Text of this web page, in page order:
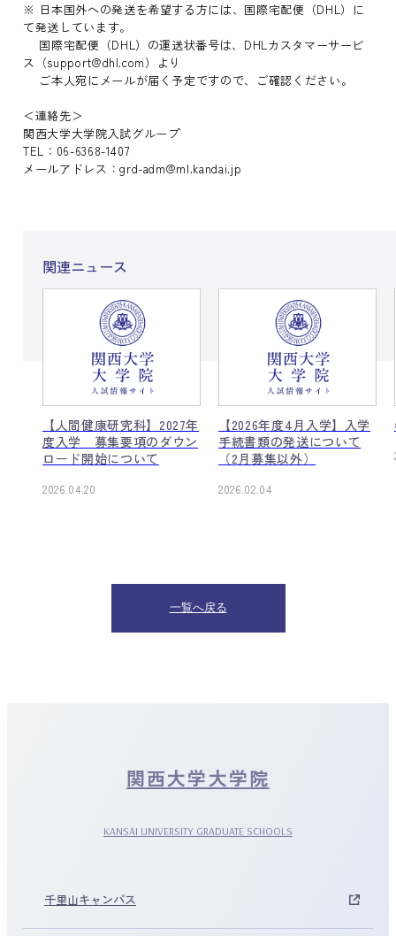
※ 日本国外への発送を希望する方には、国際宅配便（DHL）に
て発送しています。
国際宅配便（DHL）の運送状番号は、DHLカスタマーサービ
ス（support@dhl.com）より
ご本人宛にメールが届く予定ですので、ご確認ください。
＜連絡先＞
関西大学大学院入試グループ
TEL：06-6368-1407
メールアドレス：grd-adm@ml.kandai.jp
関連ニュース
【人間健康研究科】2027年
度入学 募集要項のダウン
ロード開始について
2026.04.20
【2026年度4月入学】入学
手続書類の発送について
（2月募集以外）
2026.02.04
一覧へ戻る
関西大学大学院
KANSAI UNIVERSITY GRADUATE SCHOOLS
千里山キャンパス